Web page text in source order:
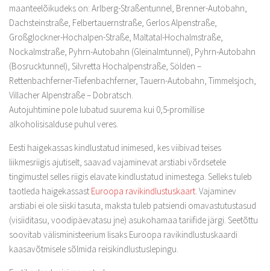
maanteelõikudeks on: Arlberg-Straßentunnel, Brenner-Autobahn,
Dachsteinstraße, Felbertauernstraße, Gerlos Alpenstraße,
Großglockner-Hochalpen-Straße, Maltatal-Hochalmstraße,
Nockalmstraße, Pyhrn-Autobahn (Gleinalmtunnel), Pyhrn-Autobahn
(Bosrucktunnel), Silvretta Hochalpenstraße, Sölden –
Rettenbachferner-Tiefenbachferner, Tauern-Autobahn, Timmelsjoch,
Villacher Alpenstraße – Dobratsch.
Autojuhtimine pole lubatud suurema kui 0,5-promillise
alkoholisisalduse puhul veres.
Eesti haigekassas kindlustatud inimesed, kes viibivad teises
liikmesriigis ajutiselt, saavad vajaminevat arstiabi võrdsetele
tingimustel selles riigis elavate kindlustatud inimestega. Selleks tuleb
taotleda haigekassast Euroopa ravikindlustuskaart. Vajaminev
arstiabi ei ole siiski tasuta, maksta tuleb patsiendi omavastutustasud
(visiiditasu, voodipäevatasu jne) asukohamaa tariifide järgi. Seetõttu
soovitab välisministeerium lisaks Euroopa ravikindlustuskaardi
kaasavõtmisele sõlmida reisikindlustuslepingu.